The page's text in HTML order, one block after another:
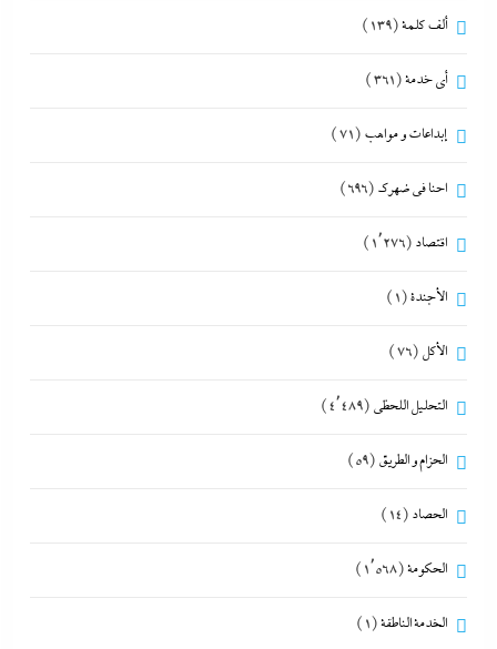
ألف كلمة(139)
أي خدمة(361)
إبداعات و مواهب (71)
احنا في ضهرك (696)
اقتصاد (1٬276)
الأجندة(1)
الأكل (76)
التحليل اللحظي (4٬489)
الحزام و الطريق (59)
الحصاد (14)
الحكومة(1٬568)
الخدمة الناطقة(1)